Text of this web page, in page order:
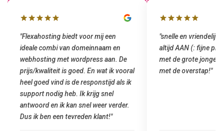
"Flexahosting biedt voor mij een
ideale combi van domeinnaam en
webhosting met wordpress aan. De
prijs/kwaliteit is goed. En wat ik vooral
heel goed vind is de responstijd als ik
support nodig heb. Ik krijg snel
antwoord en ik kan snel weer verder.
Dus ik ben een tevreden klant!"
"snelle en
altijd AAN (: fijne
met de grote
met de overstap!"